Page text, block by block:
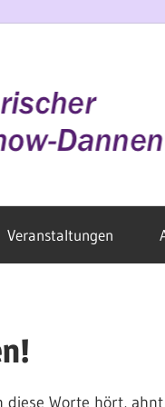
Veranstaltungen
diese Worte hört,